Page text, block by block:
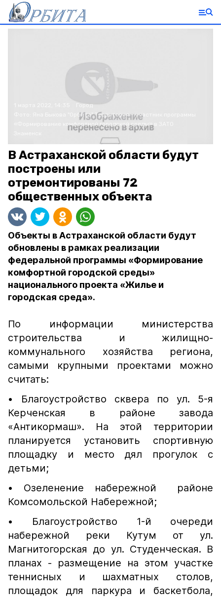
Город
"Орбита" Территория - участник программы
«Формирование комфортной городской среды» в ЗАТО
В Астраханской области будут
построены или
отремонтированы 72
общественных объекта
Объекты в Астраханской области будут
обновлены в рамках реализации
федеральной программы «Формирование
комфортной городской среды»
национального проекта «Жилье и
городская среда».
По информации министерства
строительства и жилищно-
коммунального хозяйства региона,
самыми крупными проектами можно
считать:
• Благоустройство сквера по ул. 5-я
Керченская в районе завода
«Антикормаш». На этой территории
планируется установить спортивную
площадку и место дял прогулок с
детьми;
• Озеленение набережной районе
Комсомольской Набережной;
• Благоустройство 1-й очереди
набережной реки Кутум от ул.
Магнитогорская до ул. Студенческая. В
планах - размещение на этом участке
теннисных и шахматных столов,
площадок для паркура и баскетбола,